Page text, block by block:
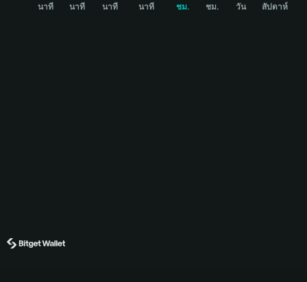
นาที
นาที
นาที
นาที
ชม.
ชม.
วัน
สัปดาห์